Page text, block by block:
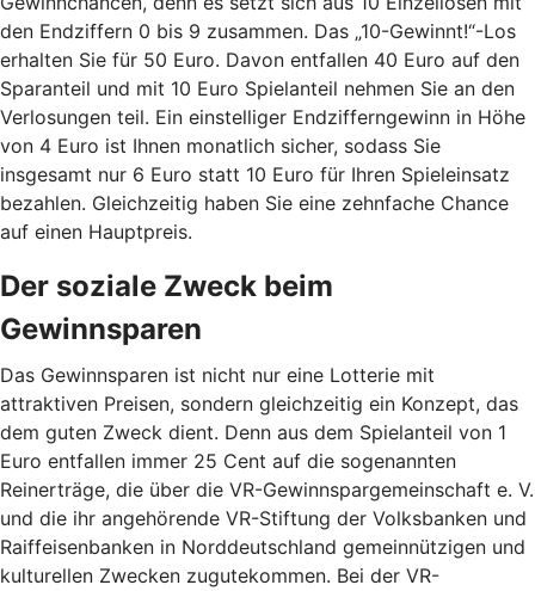
den Endziffern 0 bis 9 zusammen. Das „10-Gewinnt!“-Los
erhalten Sie für 50 Euro. Davon entfallen 40 Euro auf den
Sparanteil und mit 10 Euro Spielanteil nehmen Sie an den
Verlosungen teil. Ein einstelliger Endzifferngewinn in Höhe
von 4 Euro ist Ihnen monatlich sicher, sodass Sie
insgesamt nur 6 Euro statt 10 Euro für Ihren Spieleinsatz
bezahlen. Gleichzeitig haben Sie eine zehnfache Chance
auf einen Hauptpreis.
Der soziale Zweck beim
Gewinnsparen
Das Gewinnsparen ist nicht nur eine Lotterie mit
attraktiven Preisen, sondern gleichzeitig ein Konzept, das
dem guten Zweck dient. Denn aus dem Spielanteil von 1
Euro entfallen immer 25 Cent auf die sogenannten
Reinerträge, die über die VR-Gewinnspargemeinschaft e. V.
und die ihr angehörende VR-Stiftung der Volksbanken und
Raiffeisenbanken in Norddeutschland gemeinnützigen und
kulturellen Zwecken zugutekommen. Bei der VR-